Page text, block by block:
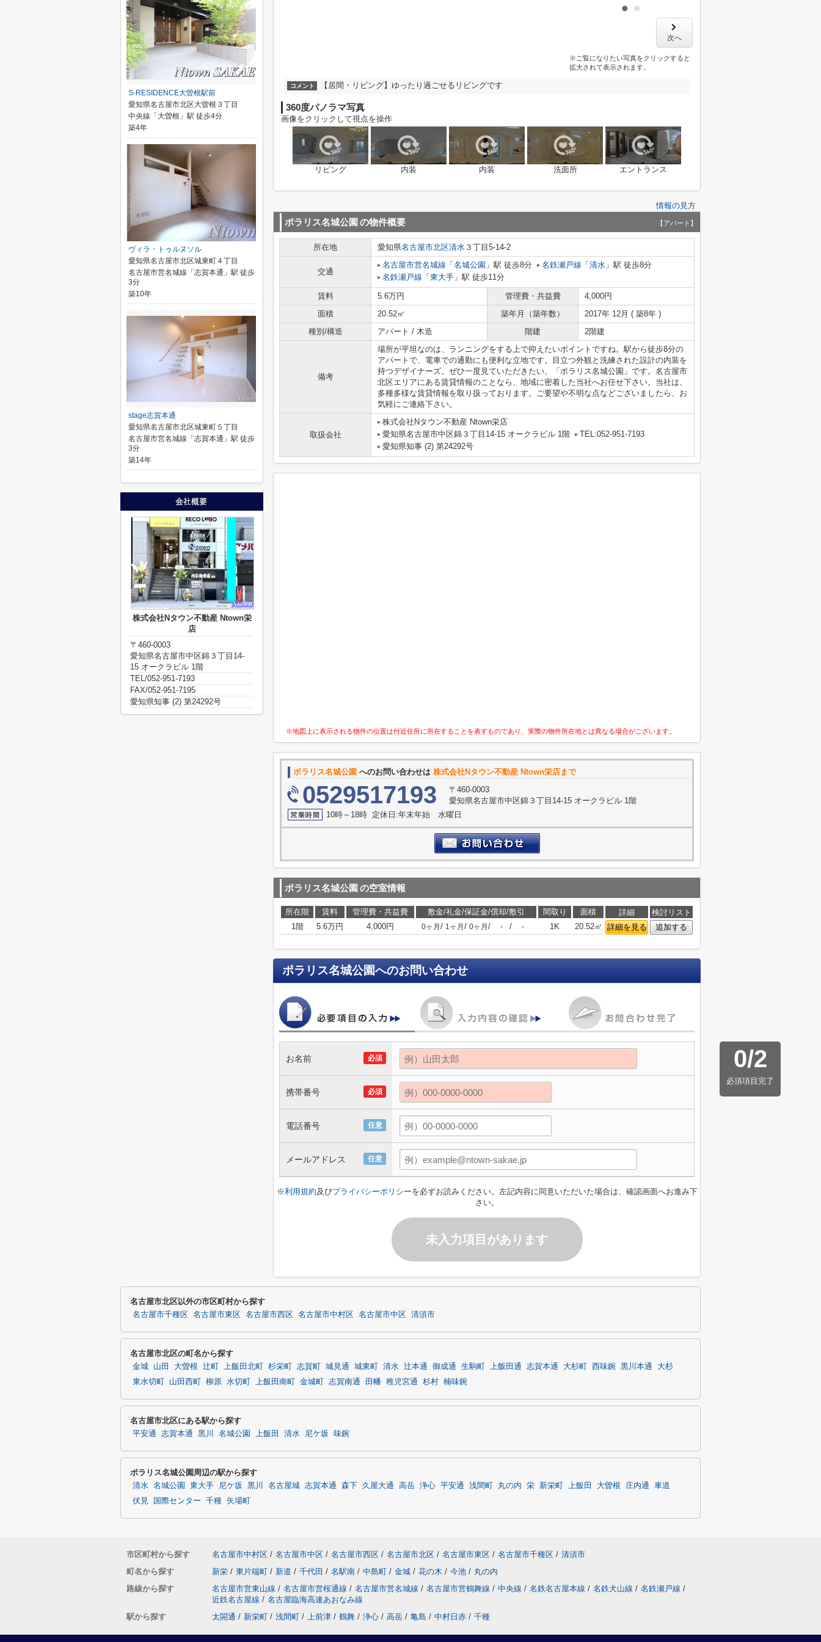
次へ
※ご覧になりたい写真をクリックすると
拡大されて表示されます。
コメント 【居間・リビング】ゆったり過ごせるリビングです
360度パノラマ写真
画像をクリックして視点を操作
リビング 内装 内装 洗面所 エントランス
情報の見方
ポラリス名城公園 の物件概要 【アパート】
所在地 愛知県名古屋市北区清水 ３丁目5-14-2
交通
名古屋市営名城線 「 名城公園 」駅 徒歩8分 名鉄瀬戸線 「 清水 」駅 徒歩8分
名鉄瀬戸線 「 東大手 」駅 徒歩11分
賃料 5.6万円 管理費・共益費
4,000円
面積
20.52㎡ 築年月（築年数）
2017年 12月 ( 築8年 )
種別/構造
アパート / 木造 階建 2階建
備考
場所が平坦なのは、ランニングをする上で抑えたいポイントですね。駅から徒歩8分の
アパートで、電車での通勤にも便利な立地です。目立つ外観と洗練された設計の内装を
持つデザイナーズ。ぜひ一度見ていただきたい、「ポラリス名城公園」です。名古屋市
北区エリアにある賃貸情報のことなら、地域に密着した当社へお任せ下さい。当社は、
多種多様な賃貸情報を取り扱っております。ご要望や不明な点などございましたら、お
気軽にご連絡下さい。
取扱会社
株式会社Nタウン不動産 Ntown栄店
愛知県名古屋市中区錦３丁目14-15 オークラビル 1階
TEL:052-951-7193
愛知県知事 (2) 第24292号
※地図上に表示される物件の位置は付近住所に所在することを表すものであり、実際の物件所在地とは異なる場合がございます。
ポラリス名城公園 へのお問い合わせは 株式会社Nタウン不動産 Ntown栄店まで
0529517193
〒460-0003
愛知県名古屋市中区錦３丁目14-15 オークラビル 1階
10時～18時 定休日:年末年始 水曜日
ポラリス名城公園 の空室情報
所在階 賃料 管理費・共益費 敷金/礼金/保証金/償却/敷引 間取り 面積 詳細
検討リスト
1階
5.6万円 4,000円 0ヶ月 / 1ヶ月 / 0ヶ月 / - / - 1K 20.52㎡ 詳細を見る 追加する
ポラリス名城公園へのお問い合わせ
0/2
必須項目完了
必須
お名前
必須
携帯番号
任意
電話番号
任意
メールアドレス
※利用規約及びプライバシーポリシーを必ずお読みください。左記内容に同意いただいた場合は、確認画面へお進み下
さい。
未入力項目があります
S-RESIDENCE大曽根駅前
愛知県名古屋市北区大曽根３丁目
中央線「大曽根」駅 徒歩4分
築4年
ヴィラ・トゥルヌソル
愛知県名古屋市北区城東町４丁目
名古屋市営名城線「志賀本通」駅 徒歩
3分
築10年
stage志賀本通
愛知県名古屋市北区城東町５丁目
名古屋市営名城線「志賀本通」駅 徒歩
3分
築14年
株式会社Nタウン不動産 Ntown栄
店
〒460-0003
愛知県名古屋市中区錦３丁目14-
15 オークラビル 1階
TEL/052-951-7193
FAX/052-951-7195
愛知県知事 (2) 第24292号
名古屋市北区以外の市区町村から探す
名古屋市千種区 名古屋市東区 名古屋市西区 名古屋市中村区 名古屋市中区 清須市
名古屋市北区の町名から探す
金城 山田 大曽根 辻町 上飯田北町 杉栄町 志賀町 城見通 城東町 清水 辻本通 御成通 生駒町 上飯田通 志賀本通 大杉町 西味鋺 黒川本通
大杉
東水切町
山田西町 柳原 水切町 上飯田南町 金城町 志賀南通 田幡 稚児宮通 杉村 楠味鋺
名古屋市北区にある駅から探す
平安通 志賀本通 黒川 名城公園 上飯田 清水 尼ケ坂 味鋺
ポラリス名城公園周辺の駅から探す
清水 名城公園 東大手 尼ケ坂 黒川 名古屋城 志賀本通 森下 久屋大通 高岳 浄心 平安通 浅間町 丸の内 栄 新栄町 上飯田 大曽根 庄内通
車道
伏見
国際センター 千種 矢場町
市区町村から探す 名古屋市中村区 / 名古屋市中区 / 名古屋市西区 / 名古屋市北区 / 名古屋市東区 / 名古屋市千種区 / 清須市
町名から探す
新栄 / 東片端町 / 新道 / 千代田 / 名駅南 / 中島町 / 金城 / 花の木 / 今池 / 丸の内
路線から探す
名古屋市営東山線 / 名古屋市営桜通線 / 名古屋市営名城線 / 名古屋市営鶴舞線 / 中央線 / 名鉄名古屋本線 / 名鉄犬山線 / 名鉄瀬戸線 /
近鉄名古屋線 / 名古屋臨海高速あおなみ線
駅から探す
太閤通 / 新栄町 / 浅間町 / 上前津 / 鶴舞 / 浄心 / 高岳 / 亀島 / 中村日赤 / 千種